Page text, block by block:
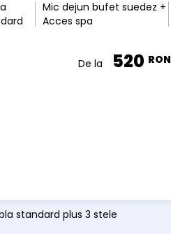
Mic dejun bufet suedez +
Acces spa
De la 520 RON
standard plus 3 stele